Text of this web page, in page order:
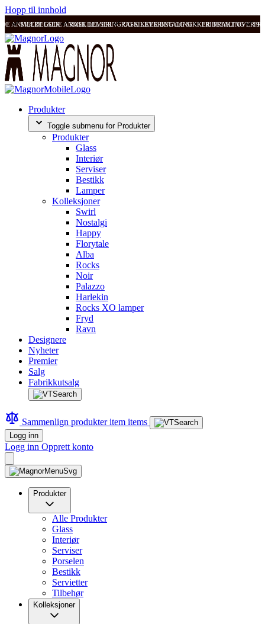
Hopp til innhold
ANMELDELSER RASK LEVERING OG SIKKER BETALING FRI FRAKT OVER
SVÆRT GODE ANMELDELSER RASK LEVERING OG SIKKER BETALING
Produkter
Toggle submenu for Produkter
Produkter
Glass
Interiør
Serviser
Bestikk
Lamper
Kolleksjoner
Swirl
Nostalgi
Happy
Florytale
Alba
Rocks
Noir
Palazzo
Harlekin
Rocks XO lamper
Fryd
Ravn
Designere
Nyheter
Premier
Salg
Fabrikkutsalg
Sammenlign produkteritem items
Logg inn
Logg inn Opprett konto
Produkter
Alle Produkter
Glass
Interiør
Serviser
Porselen
Bestikk
Servietter
Tilbehør
Kolleksjoner